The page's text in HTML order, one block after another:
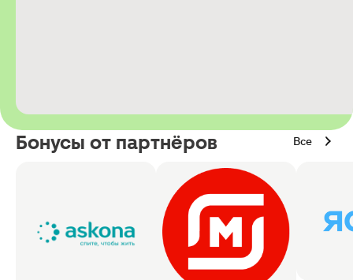
Бонусы от партнёров Все